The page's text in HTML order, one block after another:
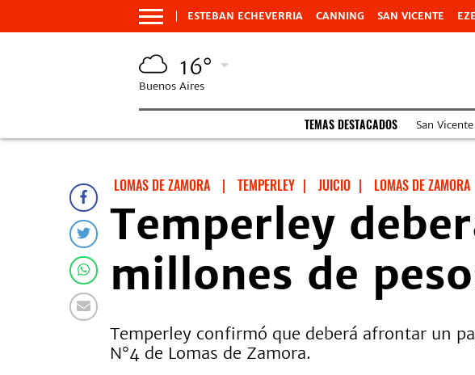
ESTEBAN ECHEVERRIA CANNING SAN VICENTE
16°
Buenos Aires
TEMAS DESTACADOS San Vicente
LOMAS DE ZAMORA | TEMPERLEY | JUICIO | LOMAS DE ZAMORA
Temperley
millones de
Temperley confirmó que deberá afrontar un
N°4 de Lomas de Zamora.